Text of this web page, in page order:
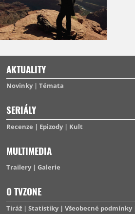
AKTUALITY
Novinky Témata
SERIÁLY
Recenze Epizody Kult
MULTIMEDIA
Trailery Galerie
O TVZONE
Tiráž Statistiky Všeobecné podmínky